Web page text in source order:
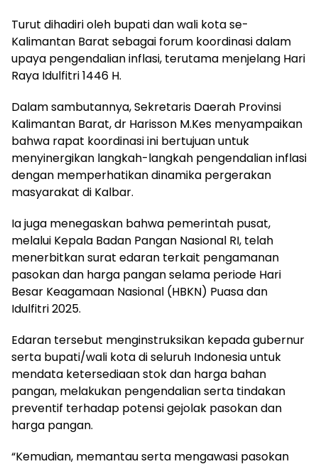
Turut dihadiri oleh bupati dan wali kota se-
Kalimantan Barat sebagai forum koordinasi dalam
upaya pengendalian inflasi, terutama menjelang Hari
Raya Idulfitri 1446 H.
Dalam sambutannya, Sekretaris Daerah Provinsi
Kalimantan Barat, dr Harisson M.Kes menyampaikan
bahwa rapat koordinasi ini bertujuan untuk
menyinergikan langkah-langkah pengendalian inflasi
dengan memperhatikan dinamika pergerakan
masyarakat di Kalbar.
Ia juga menegaskan bahwa pemerintah pusat,
melalui Kepala Badan Pangan Nasional RI, telah
menerbitkan surat edaran terkait pengamanan
pasokan dan harga pangan selama periode Hari
Besar Keagamaan Nasional (HBKN) Puasa dan
Idulfitri 2025.
Edaran tersebut menginstruksikan kepada gubernur
serta bupati/wali kota di seluruh Indonesia untuk
mendata ketersediaan stok dan harga bahan
pangan, melakukan pengendalian serta tindakan
preventif terhadap potensi gejolak pasokan dan
harga pangan.
“Kemudian, memantau serta mengawasi pasokan